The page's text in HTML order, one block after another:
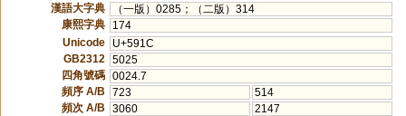
漢語大字典
（一版）0285；（二版）314
康熙字典
174
Unicode
U+591C
GB2312
5025
四角號碼 0024.7
頻序 A/B
723
514
頻次 A/B
3060
2147